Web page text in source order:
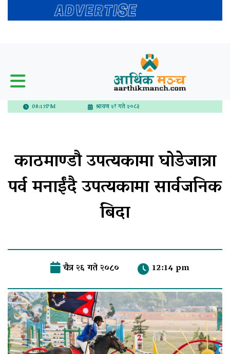
08:17PM श्रावण २१ गते २०८३
काठमाण्डौ उपत्यकामा घोडेजात्रा
पर्व मनाईंदै उपत्यकामा सार्वजनिक
बिदा
चैत्र २६ गते २०८० 12:14 pm